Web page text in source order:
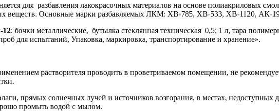
для разбавления лакокрасочных материалов на основе полиакриловых
Основные марки разбавляемых ЛКМ: ХВ-785, ХВ-533, ХВ-1120, АК-
12: бочки металлические, бутылка стеклянная техническая 0,5; 1 л, тара
для испытаний, Упаковка, маркировка, транспортирование и хранение».
растворителя проводить в проветриваемом помещении, не
прямых солнечных лучей и источников возгорания, в местах, недоступных
промыть водой с мылом.